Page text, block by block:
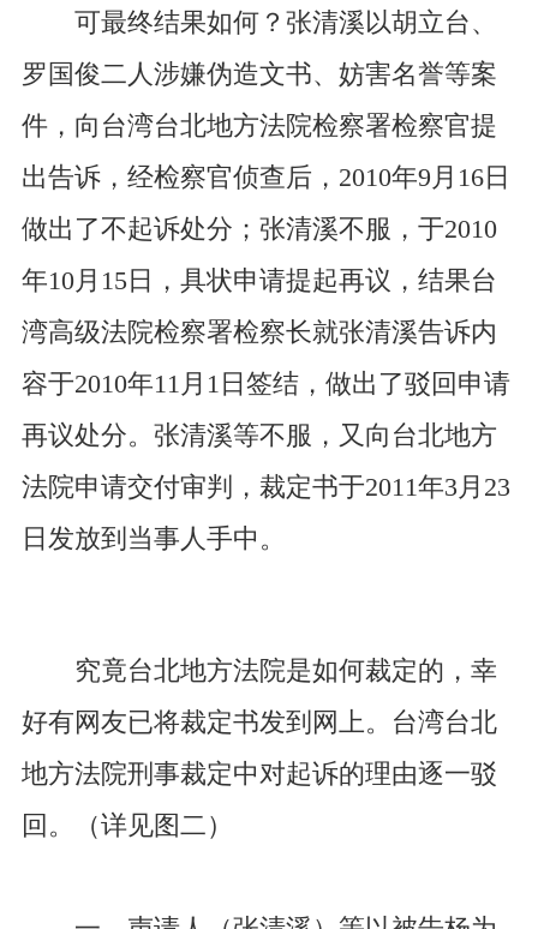
可最终结果如何？张清溪以胡立台、
罗国俊二人涉嫌伪造文书、妨害名誉等案
件，向台湾台北地方法院检察署检察官提
出告诉，经检察官侦查后，2010年9月16日
做出了不起诉处分；张清溪不服，于2010
年10月15日，具状申请提起再议，结果台
湾高级法院检察署检察长就张清溪告诉内
容于2010年11月1日签结，做出了驳回申请
再议处分。张清溪等不服，又向台北地方
法院申请交付审判，裁定书于2011年3月23
日发放到当事人手中。
究竟台北地方法院是如何裁定的，幸
好有网友已将裁定书发到网上。台湾台北
地方法院刑事裁定中对起诉的理由逐一驳
回。（详见图二）